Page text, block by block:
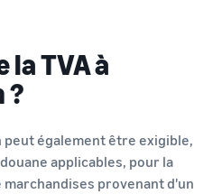
la TVA à
?
peut également être exigible,
applicables, pour la
provenant d'un